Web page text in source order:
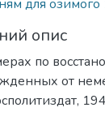
для
опис
по
от